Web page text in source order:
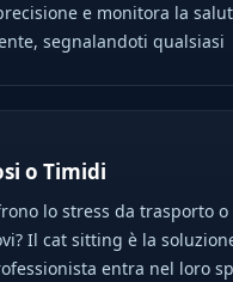
e monitora la
segnalandoti qualsiasi
o Timidi
lo stress da trasporto o
Il cat sitting è la
entra nel loro